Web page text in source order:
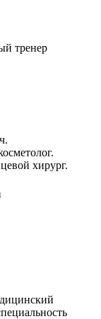
тренер
хирург.